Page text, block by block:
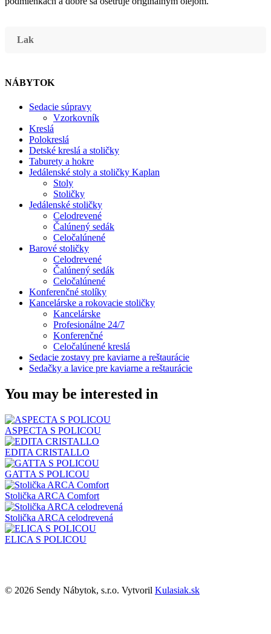
Lak
NÁBYTOK
Sedacie súpravy
Vzorkovník
Kreslá
Polokreslá
Detské kreslá a stoličky
Taburety a hokre
Jedálenské stoly a stoličky Kaplan
Stoly
Stoličky
Jedálenské stoličky
Celodrevené
Čalúnený sedák
Celočalúnené
Barové stoličky
Celodrevené
Čalúnený sedák
Celočalúnené
Konferenčné stolíky
Kancelárske a rokovacie stoličky
Kancelárske
Profesionálne 24/7
Konferenčné
Celočalúnené kreslá
Sedacie zostavy pre kaviarne a reštaurácie
Sedačky a lavice pre kaviarne a reštaurácie
You may be interested in
ASPECTA S POLICOU
EDITA CRISTALLO
GATTA S POLICOU
Stolička ARCA Comfort
Stolička ARCA celodrevená
ELICA S POLICOU
© 2026 Sendy Nábytok, s.r.o. Vytvoril Kulasiak.sk